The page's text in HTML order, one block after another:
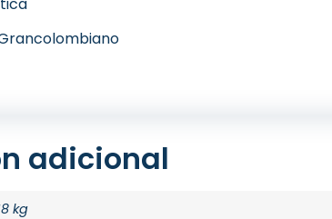
adicional
kg